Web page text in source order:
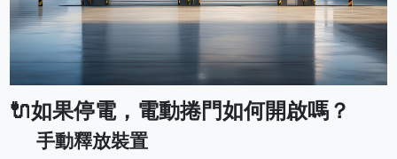
🔌如果停電，電動捲門如何開啟嗎？
手動釋放裝置